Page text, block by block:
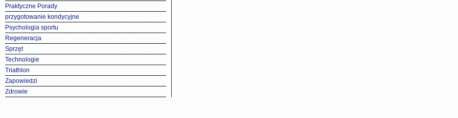
Praktyczne Porady
przygotowanie kondycyjne
Psychologia sportu
Regeneracja
Sprzęt
Technologie
Triathlon
Zapowiedzi
Zdrowie